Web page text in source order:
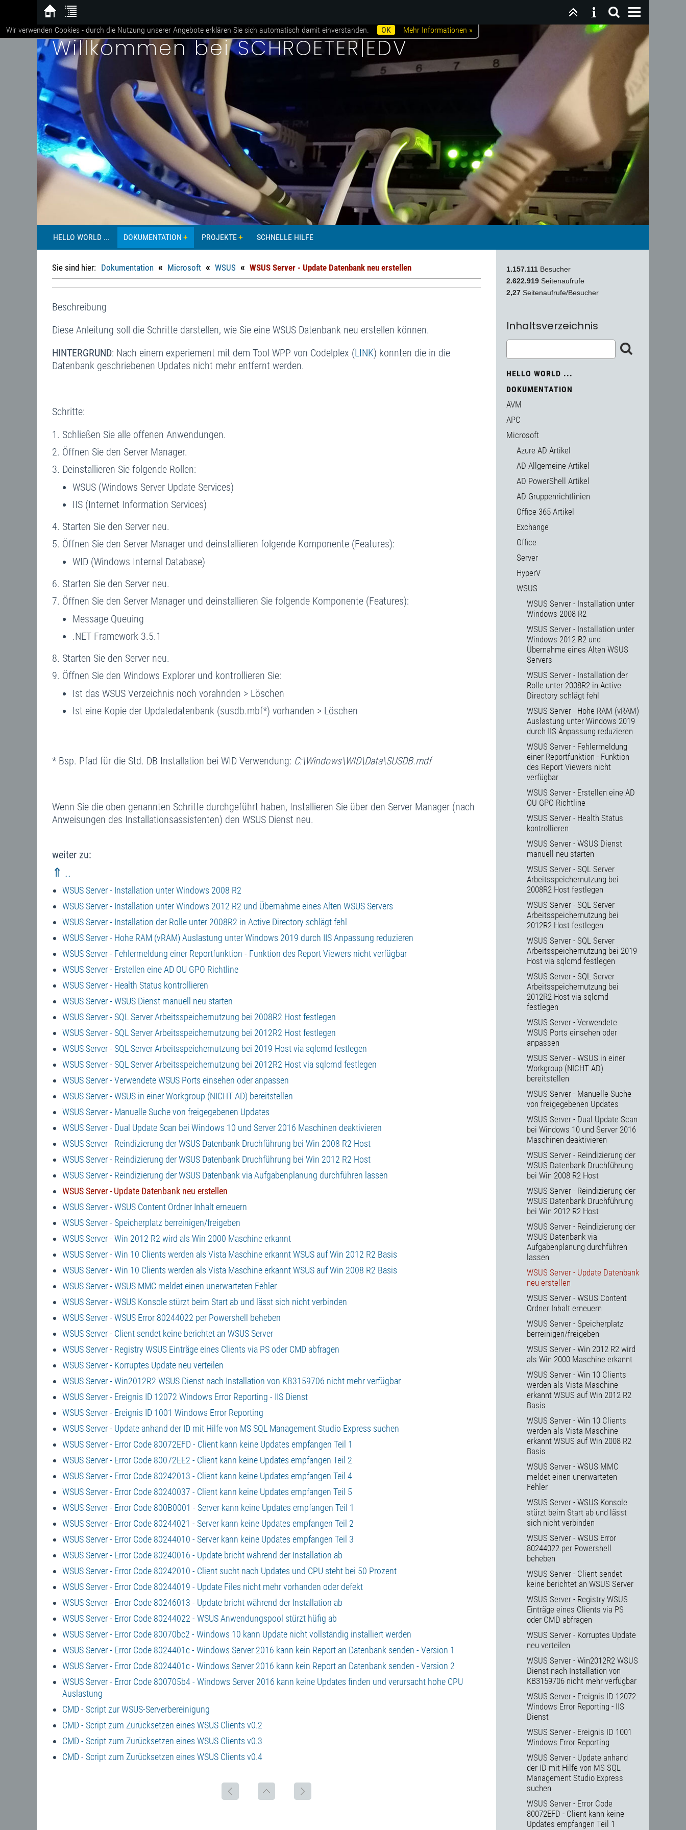
Willkommen bei SCHROETER|EDV
HELLO WORLD ... DOKUMENTATION PROJEKTE SCHNELLE HILFE
Sie sind hier: Dokumentation « Microsoft « WSUS « WSUS Server - Update Datenbank neu erstellen
Beschreibung
Diese Anleitung soll die Schritte darstellen, wie Sie eine WSUS Datenbank neu erstellen können.
HINTERGRUND: Nach einem experiement mit dem Tool WPP von Codelplex (LINK) konnten die in die
Datenbank geschriebenen Updates nicht mehr entfernt werden.
Schritte:
Schließen Sie alle offenen Anwendungen.
Öffnen Sie den Server Manager.
Deinstallieren Sie folgende Rollen:
WSUS (Windows Server Update Services)
IIS (Internet Information Services)
Starten Sie den Server neu.
Öffnen Sie den Server Manager und deinstallieren folgende Komponente (Features):
WID (Windows Internal Database)
Starten Sie den Server neu.
Öffnen Sie den Server Manager und deinstallieren Sie folgende Komponente (Features):
Message Queuing
.NET Framework 3.5.1
Starten Sie den Server neu.
Öffnen Sie den Windows Explorer und kontrollieren Sie:
Ist das WSUS Verzeichnis noch vorahnden > Löschen
Ist eine Kopie der Updatedatenbank (susdb.mbf*) vorhanden > Löschen
* Bsp. Pfad für die Std. DB Installation bei WID Verwendung: C:\Windows\WID\Data\SUSDB.mdf
Wenn Sie die oben genannten Schritte durchgeführt haben, Installieren Sie über den Server Manager (nach
Anweisungen des Installationsassistenten) den WSUS Dienst neu.
weiter zu:
⇑ ..
WSUS Server - Installation unter Windows 2008 R2
WSUS Server - Installation unter Windows 2012 R2 und Übernahme eines Alten WSUS Servers
WSUS Server - Installation der Rolle unter 2008R2 in Active Directory schlägt fehl
WSUS Server - Hohe RAM (vRAM) Auslastung unter Windows 2019 durch IIS Anpassung reduzieren
WSUS Server - Fehlermeldung einer Reportfunktion - Funktion des Report Viewers nicht verfügbar
WSUS Server - Erstellen eine AD OU GPO Richtline
WSUS Server - Health Status kontrollieren
WSUS Server - WSUS Dienst manuell neu starten
WSUS Server - SQL Server Arbeitsspeichernutzung bei 2008R2 Host festlegen
WSUS Server - SQL Server Arbeitsspeichernutzung bei 2012R2 Host festlegen
WSUS Server - SQL Server Arbeitsspeichernutzung bei 2019 Host via sqlcmd festlegen
WSUS Server - SQL Server Arbeitsspeichernutzung bei 2012R2 Host via sqlcmd festlegen
WSUS Server - Verwendete WSUS Ports einsehen oder anpassen
WSUS Server - WSUS in einer Workgroup (NICHT AD) bereitstellen
WSUS Server - Manuelle Suche von freigegebenen Updates
WSUS Server - Dual Update Scan bei Windows 10 und Server 2016 Maschinen deaktivieren
WSUS Server - Reindizierung der WSUS Datenbank Druchführung bei Win 2008 R2 Host
WSUS Server - Reindizierung der WSUS Datenbank Druchführung bei Win 2012 R2 Host
WSUS Server - Reindizierung der WSUS Datenbank via Aufgabenplanung durchführen lassen
WSUS Server - Update Datenbank neu erstellen
WSUS Server - WSUS Content Ordner Inhalt erneuern
WSUS Server - Speicherplatz berreinigen/freigeben
WSUS Server - Win 2012 R2 wird als Win 2000 Maschine erkannt
WSUS Server - Win 10 Clients werden als Vista Maschine erkannt WSUS auf Win 2012 R2 Basis
WSUS Server - Win 10 Clients werden als Vista Maschine erkannt WSUS auf Win 2008 R2 Basis
WSUS Server - WSUS MMC meldet einen unerwarteten Fehler
WSUS Server - WSUS Konsole stürzt beim Start ab und lässt sich nicht verbinden
WSUS Server - WSUS Error 80244022 per Powershell beheben
WSUS Server - Client sendet keine berichtet an WSUS Server
WSUS Server - Registry WSUS Einträge eines Clients via PS oder CMD abfragen
WSUS Server - Korruptes Update neu verteilen
WSUS Server - Win2012R2 WSUS Dienst nach Installation von KB3159706 nicht mehr verfügbar
WSUS Server - Ereignis ID 12072 Windows Error Reporting - IIS Dienst
WSUS Server - Ereignis ID 1001 Windows Error Reporting
WSUS Server - Update anhand der ID mit Hilfe von MS SQL Management Studio Express suchen
WSUS Server - Error Code 80072EFD - Client kann keine Updates empfangen Teil 1
WSUS Server - Error Code 80072EE2 - Client kann keine Updates empfangen Teil 2
WSUS Server - Error Code 80242013 - Client kann keine Updates empfangen Teil 4
WSUS Server - Error Code 80240037 - Client kann keine Updates empfangen Teil 5
WSUS Server - Error Code 800B0001 - Server kann keine Updates empfangen Teil 1
WSUS Server - Error Code 80244021 - Server kann keine Updates empfangen Teil 2
WSUS Server - Error Code 80244010 - Server kann keine Updates empfangen Teil 3
WSUS Server - Error Code 80240016 - Update bricht während der Installation ab
WSUS Server - Error Code 80242010 - Client sucht nach Updates und CPU steht bei 50 Prozent
WSUS Server - Error Code 80244019 - Update Files nicht mehr vorhanden oder defekt
WSUS Server - Error Code 80246013 - Update bricht während der Installation ab
WSUS Server - Error Code 80244022 - WSUS Anwendungspool stürzt hüfig ab
WSUS Server - Error Code 80070bc2 - Windows 10 kann Update nicht vollständig installiert werden
WSUS Server - Error Code 8024401c - Windows Server 2016 kann kein Report an Datenbank senden - Version 1
WSUS Server - Error Code 8024401c - Windows Server 2016 kann kein Report an Datenbank senden - Version 2
WSUS Server - Error Code 800705b4 - Windows Server 2016 kann keine Updates finden und verursacht hohe CPU
Auslastung
CMD - Script zur WSUS-Serverbereinigung
CMD - Script zum Zurücksetzen eines WSUS Clients v0.2
CMD - Script zum Zurücksetzen eines WSUS Clients v0.3
CMD - Script zum Zurücksetzen eines WSUS Clients v0.4
1.157.111 Besucher
2.622.919 Seitenaufrufe
2,27 Seitenaufrufe/Besucher
Inhaltsverzeichnis
HELLO WORLD ...
DOKUMENTATION
AVM
APC
Microsoft
Azure AD Artikel
AD Allgemeine Artikel
AD PowerShell Artikel
AD Gruppenrichtlinien
Office 365 Artikel
Exchange
Office
Server
HyperV
WSUS
WSUS Server - Installation unter
Windows 2008 R2
WSUS Server - Installation unter
Windows 2012 R2 und
Übernahme eines Alten WSUS
Servers
WSUS Server - Installation der
Rolle unter 2008R2 in Active
Directory schlägt fehl
WSUS Server - Hohe RAM (vRAM)
Auslastung unter Windows 2019
durch IIS Anpassung reduzieren
WSUS Server - Fehlermeldung
einer Reportfunktion - Funktion
des Report Viewers nicht
verfügbar
WSUS Server - Erstellen eine AD
OU GPO Richtline
WSUS Server - Health Status
kontrollieren
WSUS Server - WSUS Dienst
manuell neu starten
WSUS Server - SQL Server
Arbeitsspeichernutzung bei
2008R2 Host festlegen
WSUS Server - SQL Server
Arbeitsspeichernutzung bei
2012R2 Host festlegen
WSUS Server - SQL Server
Arbeitsspeichernutzung bei 2019
Host via sqlcmd festlegen
WSUS Server - SQL Server
Arbeitsspeichernutzung bei
2012R2 Host via sqlcmd
festlegen
WSUS Server - Verwendete
WSUS Ports einsehen oder
anpassen
WSUS Server - WSUS in einer
Workgroup (NICHT AD)
bereitstellen
WSUS Server - Manuelle Suche
von freigegebenen Updates
WSUS Server - Dual Update Scan
bei Windows 10 und Server 2016
Maschinen deaktivieren
WSUS Server - Reindizierung der
WSUS Datenbank Druchführung
bei Win 2008 R2 Host
WSUS Server - Reindizierung der
WSUS Datenbank Druchführung
bei Win 2012 R2 Host
WSUS Server - Reindizierung der
WSUS Datenbank via
Aufgabenplanung durchführen
lassen
WSUS Server - Update Datenbank
neu erstellen
WSUS Server - WSUS Content
Ordner Inhalt erneuern
WSUS Server - Speicherplatz
berreinigen/freigeben
WSUS Server - Win 2012 R2 wird
als Win 2000 Maschine erkannt
WSUS Server - Win 10 Clients
werden als Vista Maschine
erkannt WSUS auf Win 2012 R2
Basis
WSUS Server - Win 10 Clients
werden als Vista Maschine
erkannt WSUS auf Win 2008 R2
Basis
WSUS Server - WSUS MMC
meldet einen unerwarteten
Fehler
WSUS Server - WSUS Konsole
stürzt beim Start ab und lässt
sich nicht verbinden
WSUS Server - WSUS Error
80244022 per Powershell
beheben
WSUS Server - Client sendet
keine berichtet an WSUS Server
WSUS Server - Registry WSUS
Einträge eines Clients via PS
oder CMD abfragen
WSUS Server - Korruptes Update
neu verteilen
WSUS Server - Win2012R2 WSUS
Dienst nach Installation von
KB3159706 nicht mehr verfügbar
WSUS Server - Ereignis ID 12072
Windows Error Reporting - IIS
Dienst
WSUS Server - Ereignis ID 1001
Windows Error Reporting
WSUS Server - Update anhand
der ID mit Hilfe von MS SQL
Management Studio Express
suchen
WSUS Server - Error Code
80072EFD - Client kann keine
Updates empfangen Teil 1
Wir verwenden Cookies - durch die Nutzung unserer Angebote erklären Sie sich automatisch damit einverstanden. OK Mehr Informationen »